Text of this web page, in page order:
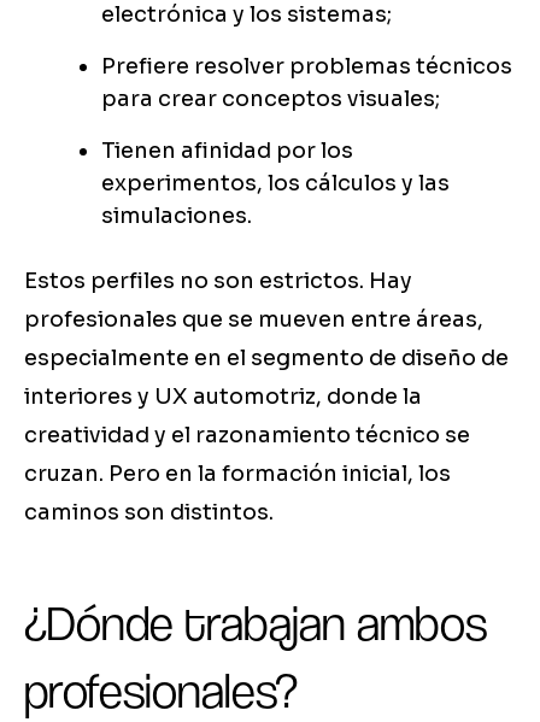
electrónica y los sistemas;
Prefiere resolver problemas técnicos
para crear conceptos visuales;
Tienen afinidad por los
experimentos, los cálculos y las
simulaciones.
Estos perfiles no son estrictos. Hay
profesionales que se mueven entre áreas,
especialmente en el segmento de diseño de
interiores y UX automotriz, donde la
creatividad y el razonamiento técnico se
cruzan. Pero en la formación inicial, los
caminos son distintos.
¿Dónde trabajan ambos
profesionales?